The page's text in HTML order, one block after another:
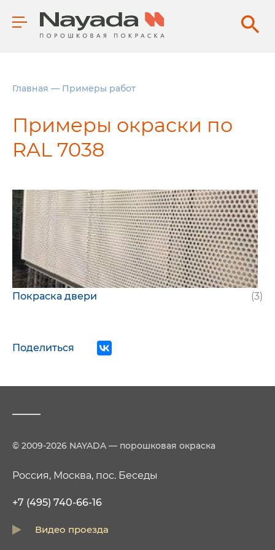
Главная — Примеры работ
Примеры окраски по
RAL 7038
Покраска двери (3)
Поделиться
© 2009-2026 NAYADA — порошковая окраска
Россия, Москва, пос. Беседы
+7 (495) 740-66-16
Видео проезда